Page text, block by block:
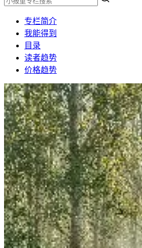
专栏简介
我能得到
目录
读者趋势
价格趋势